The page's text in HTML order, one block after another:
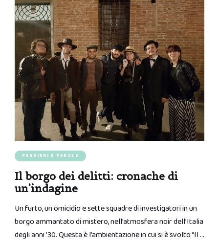
PENSIERI E PAROLE
Il borgo dei delitti: cronache di
un’indagine
Un furto, un omicidio e sette squadre di investigatori in un
borgo ammantato di mistero, nell’atmosfera noir dell’Italia
degli anni ’30. Questa è l’ambientazione in cui si è svolto “Il …